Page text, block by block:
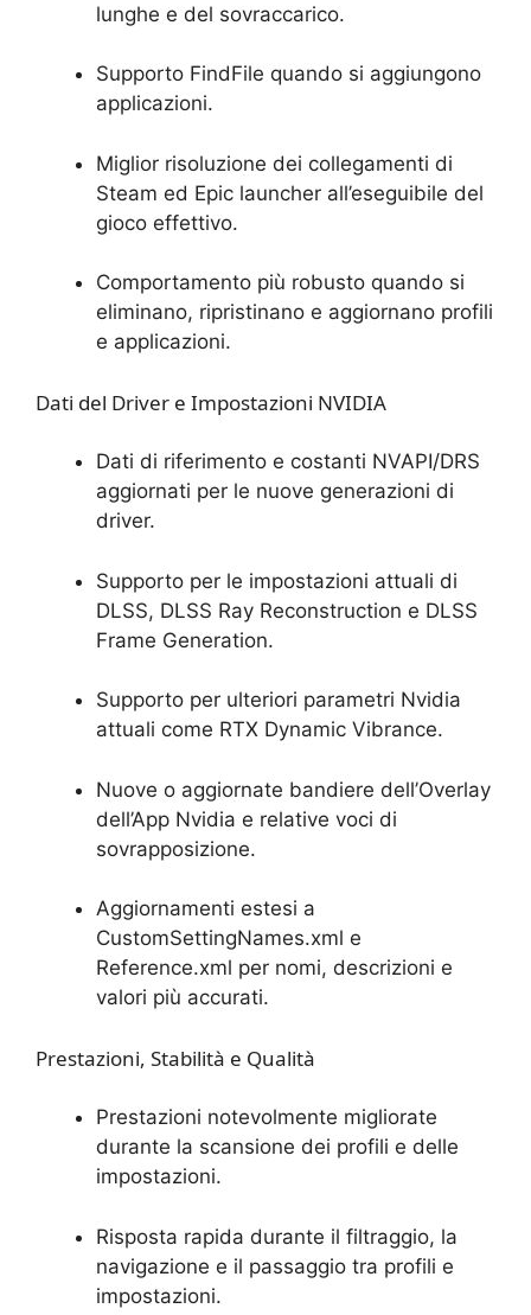
lunghe e del sovraccarico.
Supporto FindFile quando si aggiungono
applicazioni.
Miglior risoluzione dei collegamenti di
Steam ed Epic launcher all’eseguibile del
gioco effettivo.
Comportamento più robusto quando si
eliminano, ripristinano e aggiornano profili
e applicazioni.
Dati del Driver e Impostazioni NVIDIA
Dati di riferimento e costanti NVAPI/DRS
aggiornati per le nuove generazioni di
driver.
Supporto per le impostazioni attuali di
DLSS, DLSS Ray Reconstruction e DLSS
Frame Generation.
Supporto per ulteriori parametri Nvidia
attuali come RTX Dynamic Vibrance.
Nuove o aggiornate bandiere dell’Overlay
dell’App Nvidia e relative voci di
sovrapposizione.
Aggiornamenti estesi a
CustomSettingNames.xml e
Reference.xml per nomi, descrizioni e
valori più accurati.
Prestazioni, Stabilità e Qualità
Prestazioni notevolmente migliorate
durante la scansione dei profili e delle
impostazioni.
Risposta rapida durante il filtraggio, la
navigazione e il passaggio tra profili e
impostazioni.